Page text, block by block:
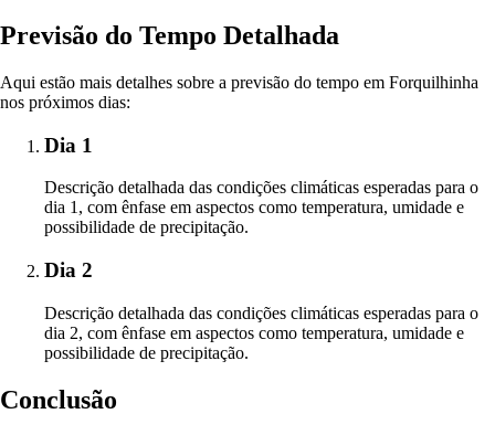
Previsão do Tempo Detalhada
Aqui estão mais detalhes sobre a previsão do tempo em Forquilhinha
nos próximos dias:
Dia 1
Descrição detalhada das condições climáticas esperadas para o
dia 1, com ênfase em aspectos como temperatura, umidade e
possibilidade de precipitação.
Dia 2
Descrição detalhada das condições climáticas esperadas para o
dia 2, com ênfase em aspectos como temperatura, umidade e
possibilidade de precipitação.
Conclusão